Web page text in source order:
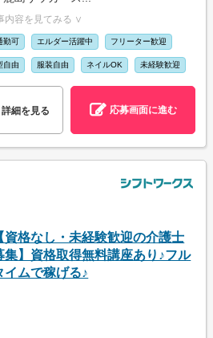
内容を見てみる ∨
勤可 エルダー活躍中 フリーター歓迎
自由 服装自由 ネイルOK 未経験歓迎
詳細を見る 応募画面に進む
資格なし・未経験歓迎の介護士
集】資格取得無料講座あり♪フル
イムで稼げる♪